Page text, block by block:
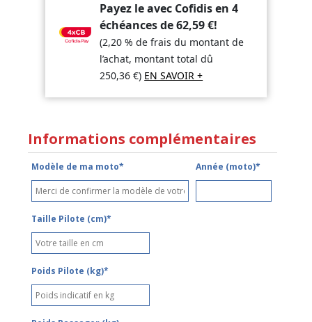
Payez le avec Cofidis en 4
échéances de62,59€!
(2,20 % de frais du montant de
l’achat, montant total dû
250,36€) EN SAVOIR +
Informations complémentaires
Modèle de ma moto* Année (moto)*
Taille Pilote (cm)*
Poids Pilote (kg)*